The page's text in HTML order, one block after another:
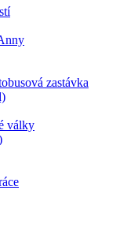
zastávka
války